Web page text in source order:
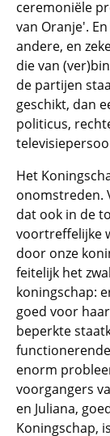
ceremoniële
van Oranje'.
andere, en
die van
de partijen
geschikt, dan
politicus,
Het
onomstreden.
dat ook in de
voortreffelijke
door onze
feitelijk het
koningschap:
goed voor
beperkte
enorm
voorgangers
en Juliana,
Koningschap,